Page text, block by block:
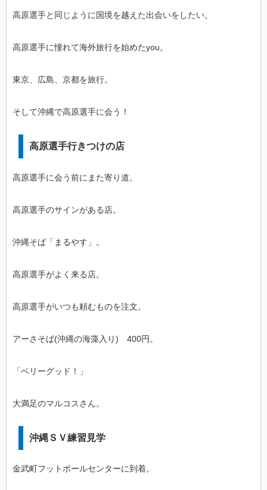
高原選手と同じように国境を越えた出会いをしたい。
高原選手に憧れて海外旅行を始めたyou。
東京、広島、京都を旅行。
そして沖縄で高原選手に会う！
高原選手行きつけの店
高原選手に会う前にまた寄り道。
高原選手のサインがある店。
沖縄そば「まるやす」。
高原選手がよく来る店。
高原選手がいつも頼むものを注文。
アーさそば(沖縄の海藻入り) 400円。
「ベリーグッド！」
大満足のマルコスさん。
沖縄ＳＶ練習見学
金武町フットボールセンターに到着。